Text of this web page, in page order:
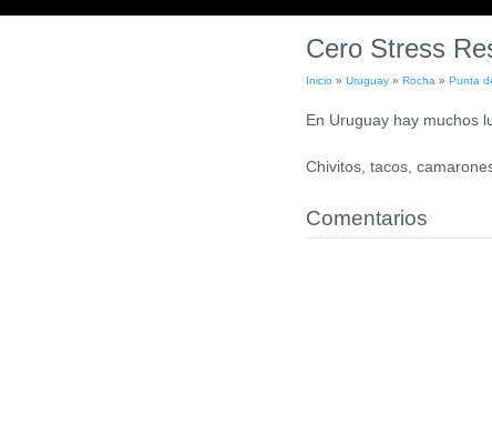
Cero Stress
Inicio » Uruguay » Rocha » Punta
En Uruguay hay muchos
Chivitos, tacos,
Comentarios